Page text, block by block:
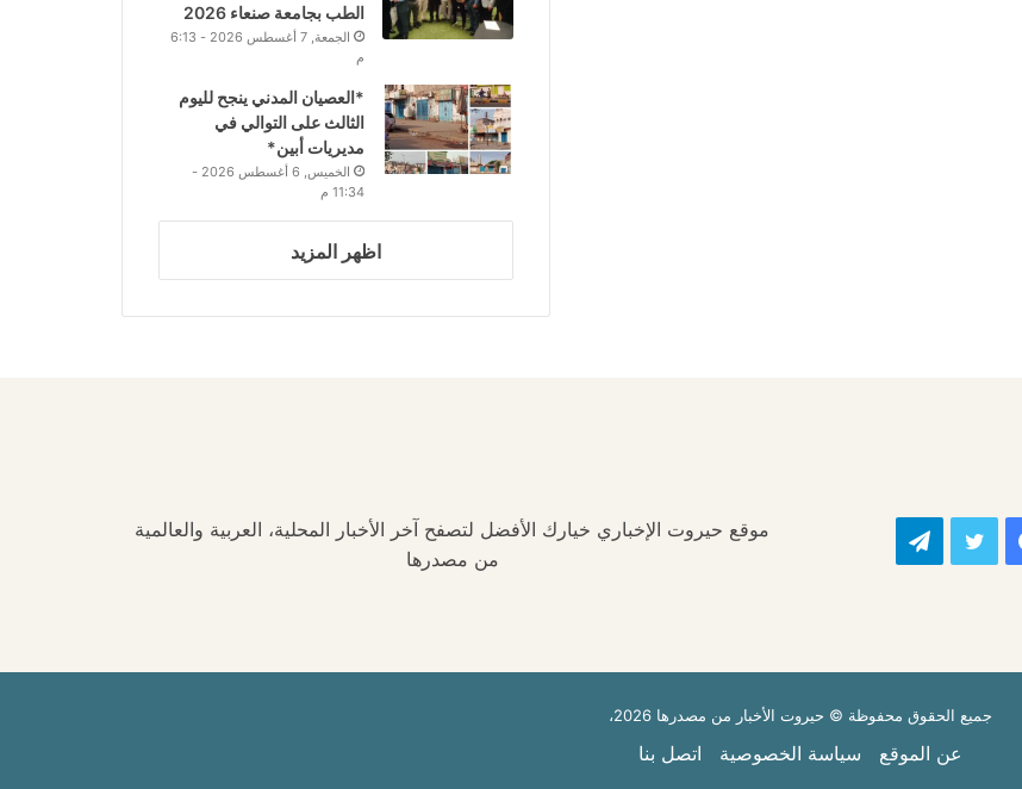
الطب بجامعة صنعاء 2026
الجمعة, 7 أغسطس 2026 - 6:13
م
*العصيان المدني ينجح لليوم
الثالث على التوالي في
مديريات أبين*
الخميس, 6 أغسطس 2026 -
11:34 م
اظهر المزيد
فيسبوك تويتر تيلقرام
موقع حيروت الإخباري خيارك الأفضل لتصفح آخر الأخبار المحلية، العربية والعالمية
من مصدرها
جميع الحقوق محفوظة © حيروت الأخبار من مصدرها 2026،
عن الموقع سياسة الخصوصية اتصل بنا